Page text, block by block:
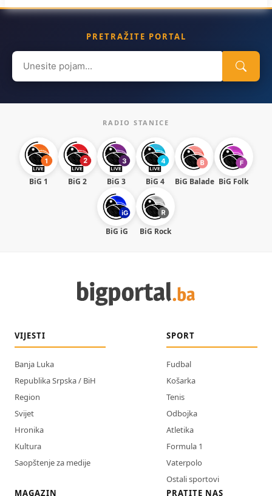
PRETRAŽITE PORTAL
Search
for:
RADIO STANICE
BiG 1 BiG 2 BiG 3 BiG 4 BiG Balade BiG Folk
BiG iG BiG Rock
VIJESTI
Banja Luka
Republika Srpska / BiH
Region
Svijet
Hronika
Kultura
Saopštenje za medije
SPORT
Fudbal
Košarka
Tenis
Odbojka
Atletika
Formula 1
Vaterpolo
Ostali sportovi
MAGAZIN
PRATITE NAS